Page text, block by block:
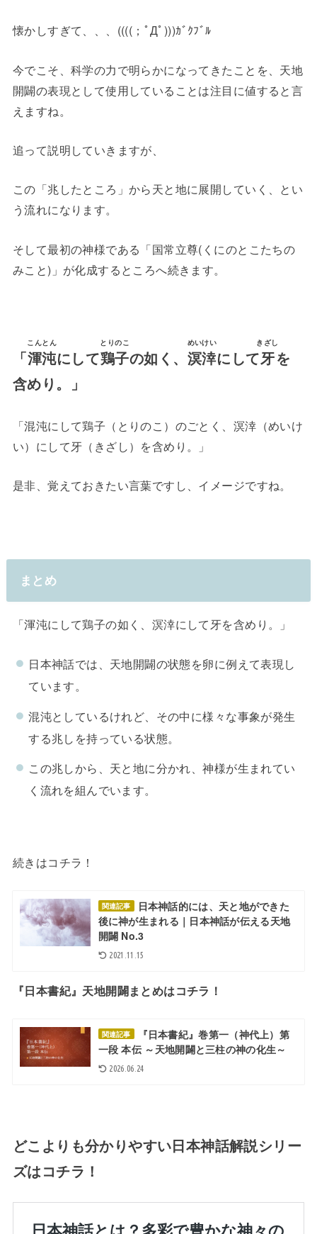
懐かしすぎて、、、((((；ﾟДﾟ)))ｶﾞｸﾌﾞﾙ
今でこそ、科学の力で明らかになってきたことを、天地
開闢の表現として使用していることは注目に値すると言
えますね。
追って説明していきますが、
この「兆したところ」から天と地に展開していく、とい
う流れになります。
そして最初の神様である「国常立尊(くにのとこたちの
みこと)」が化成するところへ続きます。
「渾沌
こんとん
にして鶏子
とりのこ
の如く、 溟涬
めいけい
にして牙
きざし
を
含めり。」
「混沌にして鶏子（とりのこ）のごとく、溟涬（めいけ
い）にして牙（きざし）を含めり。」
是非、覚えておきたい言葉ですし、イメージですね。
まとめ
「渾沌にして鶏子の如く、溟涬にして牙を含めり。」
日本神話では、天地開闢の状態を卵に例えて表現し
ています。
混沌としているけれど、その中に様々な事象が発生
する兆しを持っている状態。
この兆しから、天と地に分かれ、神様が生まれてい
く流れを組んでいます。
続きはコチラ！
関連記事
日本神話的には、天と地ができた
後に神が生まれる｜日本神話が伝える天地
開闢 No.3
2021.11.15
『日本書紀』天地開闢まとめはコチラ！
関連記事
『日本書紀』巻第一（神代上）第
一段 本伝 ～天地開闢と三柱の神の化生～
2026.06.24
どこよりも分かりやすい日本神話解説シリー
ズはコチラ！